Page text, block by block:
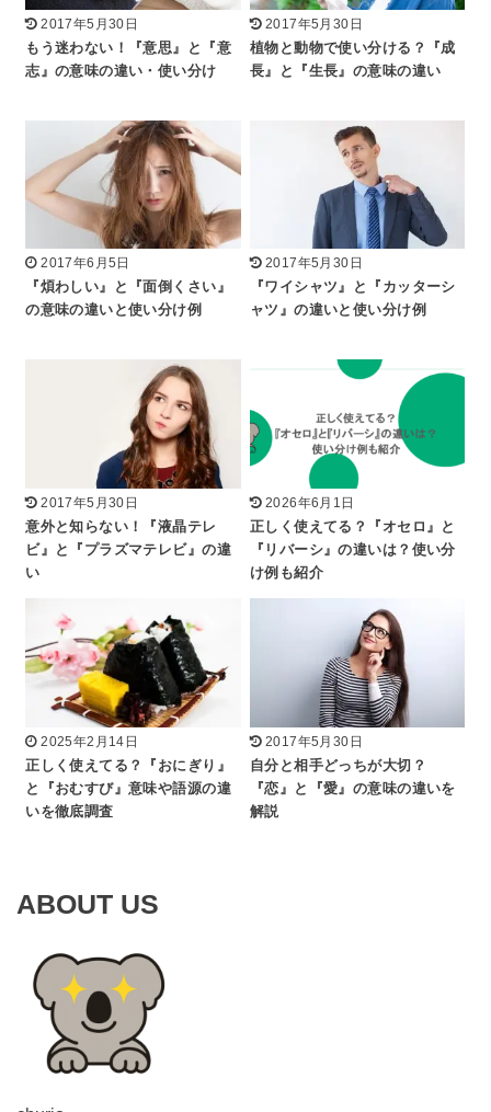
2017年5月30日
もう迷わない！『意思』と『意
志』の意味の違い・使い分け
2017年5月30日
植物と動物で使い分ける？『成
長』と『生長』の意味の違い
2017年6月5日
『煩わしい』と『面倒くさい』
の意味の違いと使い分け例
2017年5月30日
『ワイシャツ』と『カッターシ
ャツ』の違いと使い分け例
2017年5月30日
意外と知らない！『液晶テレ
ビ』と『プラズマテレビ』の違
い
2026年6月1日
正しく使えてる？『オセロ』と
『リバーシ』の違いは？使い分
け例も紹介
2025年2月14日
正しく使えてる？『おにぎり』
と『おむすび』意味や語源の違
いを徹底調査
2017年5月30日
自分と相手どっちが大切？
『恋』と『愛』の意味の違いを
解説
ABOUT US